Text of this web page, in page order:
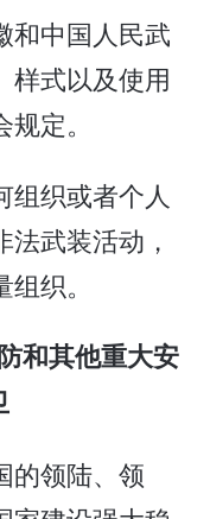
和中国人民武
样式以及使用
定。
织或者个人
武装活动，
织。
和其他重大安
领陆、领